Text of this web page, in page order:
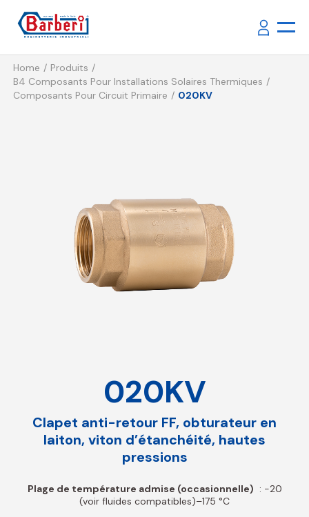
Home
Produits
B4 Composants Pour Installations Solaires Thermiques
Composants Pour Circuit Primaire
020KV
020KV
Clapet anti-retour FF, obturateur en
laiton, viton d’étanchéité, hautes
pressions
Plage de température admise (occasionnelle) : -20
(voir fluides compatibles)–175 °C